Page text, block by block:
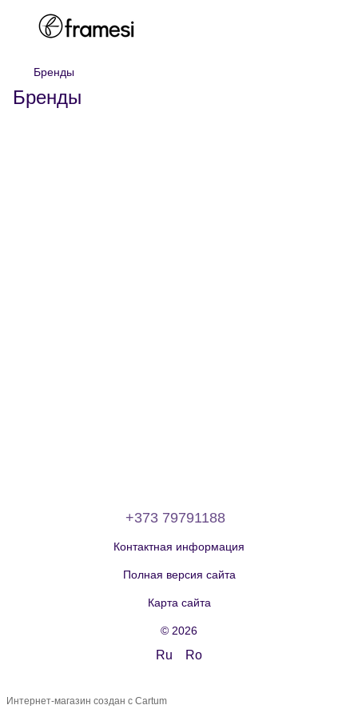
Бренды
Бренды
+373 79791188
Контактная информация
Полная версия сайта
Карта сайта
© 2026
Ru Ro
Интернет-магазин создан с Cartum